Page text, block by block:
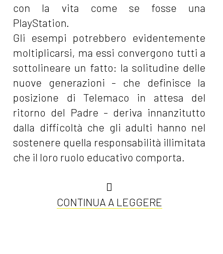
con la vita come se fosse una
PlayStation.
Gli esempi potrebbero evidentemente
moltiplicarsi, ma essi convergono tutti a
sottolineare un fatto: la solitudine delle
nuove generazioni - che definisce la
posizione di Telemaco in attesa del
ritorno del Padre - deriva innanzitutto
dalla difficoltà che gli adulti hanno nel
sostenere quella responsabilità illimitata
che il loro ruolo educativo comporta.
CONTINUA A LEGGERE